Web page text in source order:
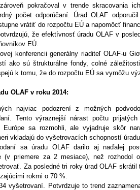
pokračoval v trende skracovania
počet odporúčaní. Úrad OLAF
vrátiť do rozpočtu EÚ a napomôcť
že efektívnosť úradu OLAF v
EÚ.
konferencii generálny riaditeľ OLAF-u
ako sú štrukturálne fondy, colné
k tomu, že do rozpočtu EÚ sa vymôžu
OLAF v roku 2014:
najviac podozrení z možných
Tento výraznejší nárast počtu prijatých
sa rozmohli, ale vyjadruje skôr
vkladajú do vyšetrovacích schopností úradu
sa úradu OLAF darilo aj naďalej
(v priemere za 2 mesiace), než rozhodol
Za posledné tri roky úrad OLAF
rokmi o 70 %.
vyšetrovaní. Potvrdzuje to trend